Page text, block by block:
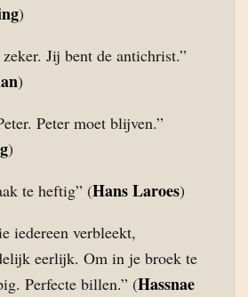
)
Jij bent de antichrist.”
)
Peter moet blijven.”
)
te heftig” (Hans Laroes)
iedereen verbleekt,
eerlijk. Om in je broek te
Perfecte billen.” (Hassnae